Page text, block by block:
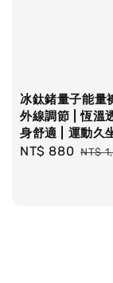
冰鈦鍺量子能量
外線調節 | 恆溫
身舒適 | 運動久
Sale
NT$ 880 NT$